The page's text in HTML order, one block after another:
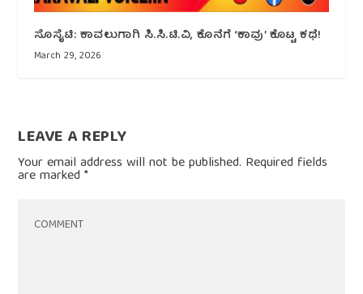
ಸೊಸೈಟಿ: ಕಾವಲುಗಾಗಿ ಸಿ.ಸಿ.ಟಿ.ವಿ, ಕೊನೆಗೆ ‘ಕಾವು’ ಕೊಟ್ಟ ಕಥೆ!
March 29, 2026
LEAVE A REPLY
Your email address will not be published. Required fields
are marked*